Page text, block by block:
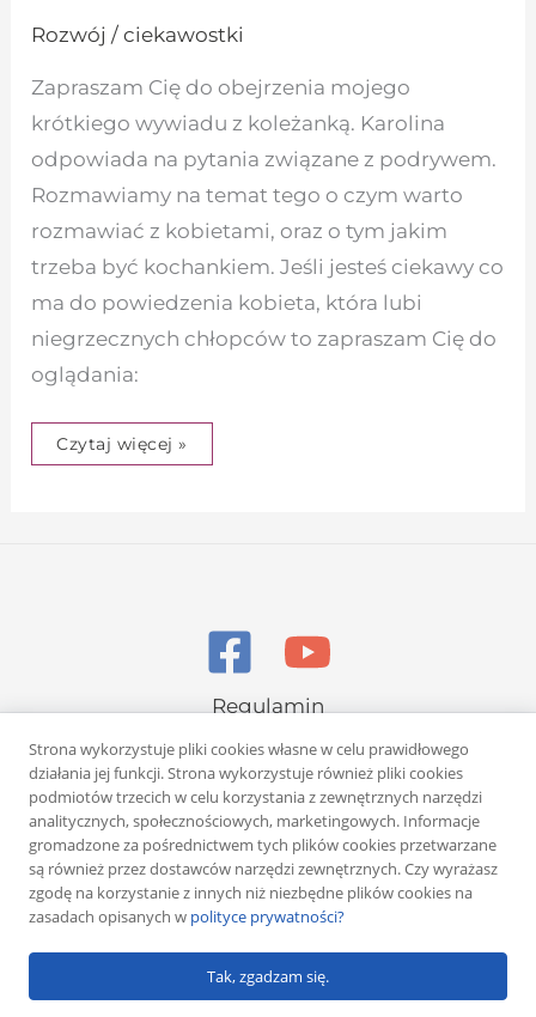
Rozwój / ciekawostki
Zapraszam Cię do obejrzenia mojego
krótkiego wywiadu z koleżanką. Karolina
odpowiada na pytania związane z podrywem.
Rozmawiamy na temat tego o czym warto
rozmawiać z kobietami, oraz o tym jakim
trzeba być kochankiem. Jeśli jesteś ciekawy co
ma do powiedzenia kobieta, która lubi
niegrzecznych chłopców to zapraszam Cię do
oglądania:
Czytaj więcej »
Regulamin
Polityka prywatności
Copyright © 2026 Rafał Żuber
Powered byKlub eMarketera
Strona wykorzystuje pliki cookies własne w celu prawidłowego
działania jej funkcji. Strona wykorzystuje również pliki cookies
podmiotów trzecich w celu korzystania z zewnętrznych narzędzi
analitycznych, społecznościowych, marketingowych. Informacje
gromadzone za pośrednictwem tych plików cookies przetwarzane
są również przez dostawców narzędzi zewnętrznych. Czy wyrażasz
zgodę na korzystanie z innych niż niezbędne plików cookies na
zasadach opisanych w polityce prywatności?
Tak, zgadzam się.